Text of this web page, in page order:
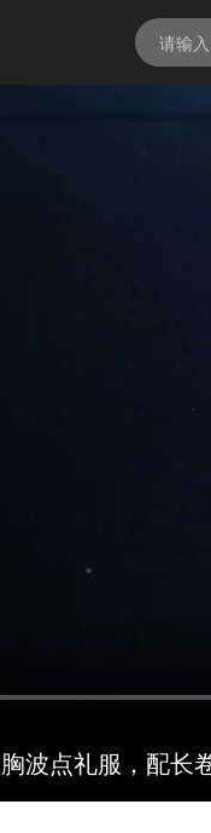
波点礼服，配长